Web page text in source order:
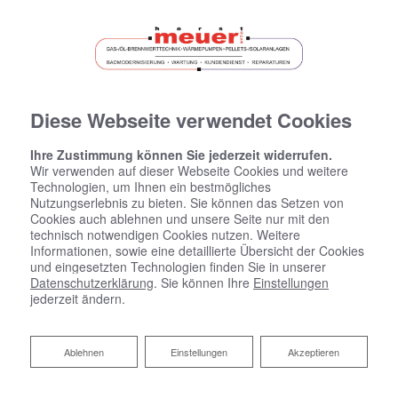
Diese Webseite verwendet Cookies
Ihre Zustimmung können Sie jederzeit widerrufen.
Wir verwenden auf dieser Webseite Cookies und weitere
Technologien, um Ihnen ein bestmögliches
Nutzungserlebnis zu bieten. Sie können das Setzen von
Cookies auch ablehnen und unsere Seite nur mit den
technisch notwendigen Cookies nutzen. Weitere
Informationen, sowie eine detaillierte Übersicht der Cookies
und eingesetzten Technologien finden Sie in unserer
Datenschutzerklärung. Sie können Ihre Einstellungen
jederzeit ändern.
Akzeptieren
Einstellungen
Ablehnen
Ablehnen